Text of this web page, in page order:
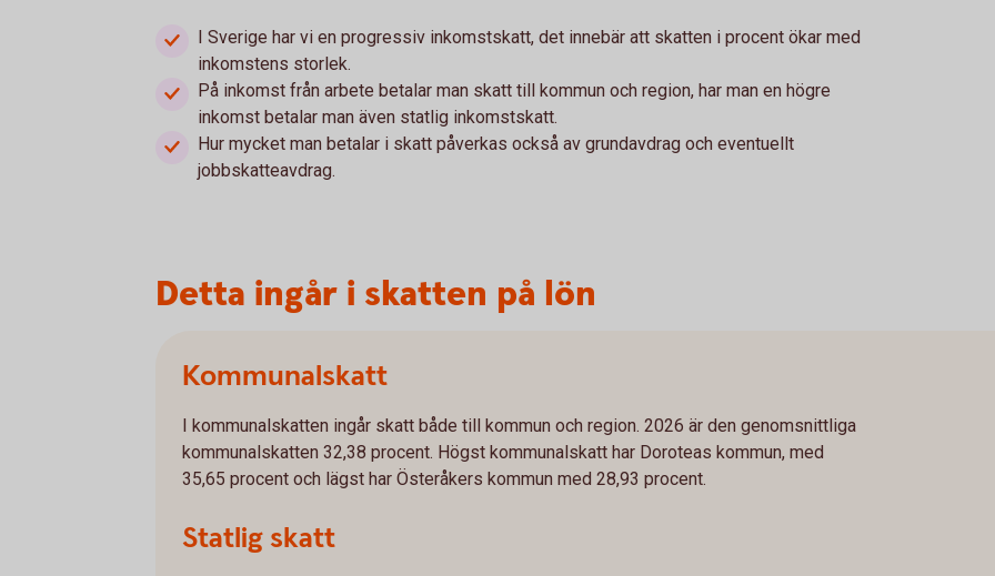
I Sverige har vi en progressiv inkomstskatt, det innebär att skatten i procent ökar med
inkomstens storlek.
På inkomst från arbete betalar man skatt till kommun och region, har man en högre
inkomst betalar man även statlig inkomstskatt.
Hur mycket man betalar i skatt påverkas också av grundavdrag och eventuellt
jobbskatteavdrag.
Detta ingår i skatten på lön
Kommunalskatt
I kommunalskatten ingår skatt både till kommun och region. 2026 är den genomsnittliga
kommunalskatten 32,38 procent. Högst kommunalskatt har Doroteas kommun, med
35,65 procent och lägst har Österåkers kommun med 28,93 procent.
Statlig skatt